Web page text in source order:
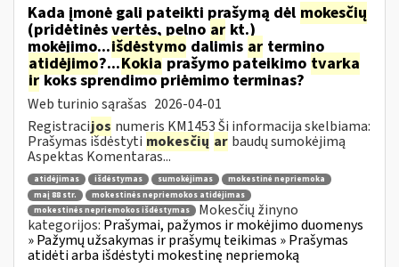
Kada įmonė gali pateikti prašymą dėl mokesčių
(pridėtinės vertės, pelno ar kt.)
mokėjimo...išdėstymo dalimis ar termino
atidėjimo?...Kokiaprašymo pateikimo tvarka
irkoks sprendimo priėmimo terminas?
Web turinio sąrašas 2026-04-01
Registracijos numeris KM1453 Ši informacija skelbiama:
Prašymas išdėstyti mokesčių ar baudų sumokėjimą
Aspektas Komentaras...
atidėjimas išdėstymas sumokėjimas
mokestinė nepriemoka
maį 88 str.
mokestinės nepriemokos atidėjimas
mokestinės nepriemokos išdėstymas
Mokesčių žinyno
kategorijos: Prašymai, pažymos ir mokėjimo duomenys
» Pažymų užsakymas ir prašymų teikimas » Prašymas
atidėti arba išdėstyti mokestinę nepriemoką